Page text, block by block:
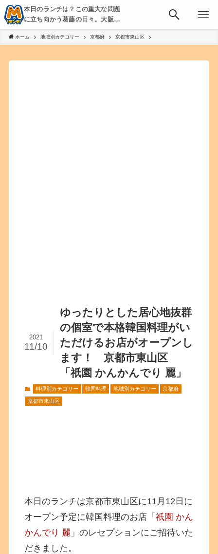
本日のランチは？この重大な問題
に立ち向かう葛藤の日々。大阪・
京都・神戸を中心とした食べ歩
き、飲み歩きを綴る。
ホーム 地域別カテゴリー 京都府 京都市東山区
ゆったりとした居心地抜群
の個室で本格韓国料理がい
ただけるお店がオープンし
ます！ 京都市東山区
「祇園 かんかんでり 麗」
2021
11/10
料理別カテゴリー 韓国料理 地域別カテゴリー 京都府
京都市東山区
本日のランチは京都市東山区に11月12日に
オープン予定に韓国料理のお店「祇園 かん
かんでり 麗 」のレセプションにご招待いた
だきました。